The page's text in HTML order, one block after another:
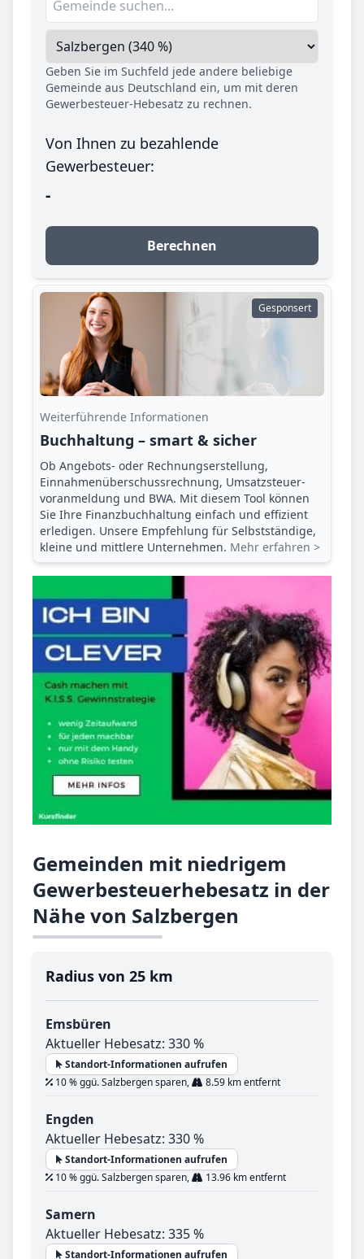
Geben Sie im Suchfeld jede andere beliebige
Gemeinde aus Deutschland ein, um mit deren
Gewerbesteuer-Hebesatz zu rechnen.
Von Ihnen zu bezahlende
Gewerbesteuer:
-
Berechnen
Gesponsert
Weiterführende Informationen
Buchhaltung – smart & sicher
Ob Angebots- oder Rechnungserstellung,
Einnahmenüberschuss­rechnung, Umsatzsteuer­
voranmeldung und BWA. Mit diesem Tool können
Sie Ihre Finanz­buchhaltung einfach und effizient
erledigen. Unsere Empfehlung für Selbstständige,
kleine und mittlere Unternehmen. Mehr erfahren >
Gemeinden mit niedrigem
Gewerbesteuerhebesatz in der
Nähe von Salzbergen
Radius von 25 km
Emsbüren
Aktueller Hebesatz: 330 %
Standort-Informationen aufrufen
10 % ggü. Salzbergen sparen,
8.59 km entfernt
Engden
Aktueller Hebesatz: 330 %
Standort-Informationen aufrufen
10 % ggü. Salzbergen sparen,
13.96 km entfernt
Samern
Aktueller Hebesatz: 335 %
Standort-Informationen aufrufen